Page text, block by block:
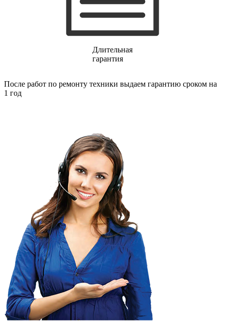
финишер-степлеров
fm тюнеров
форматно-раскроечных центров
фотоэпиляторов
фризеров для мороженого
фуговальных станков
гайковертов
гастрономических машин
газонных граблей с электроприводом
газонокосилки-робота
газонокосилок
газонокосильных машин
газовых горелок
газовых колонок
газовых плит
газовой поверхности
геймпадов
генераторов
генераторов азота
генераторов дыма
генераторов льда
генераторов
гидравлических блоков питания
гидроаккумуляторов
гидроциклов
Длительная
гарантия
После работ по ремонту техники выдаем гарантию сроком на
1 год